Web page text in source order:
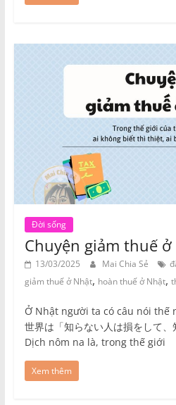
Đời sống
Chuyện giảm thuế
13/03/2025 Mai Chia Sẻ
giảm thuế ở Nhật, hoàn thuế ở Nhật,
Ở Nhật người ta có câu nói thế
世界は「知らない人は損をして
Dịch nôm na là, trong thế giới
Xem thêm